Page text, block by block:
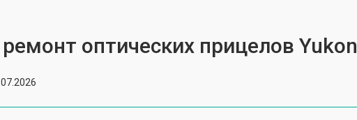
оптических прицелов Yukon